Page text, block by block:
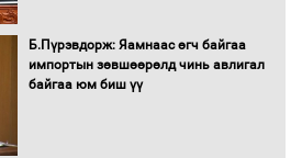
Б.Пүрэвдорж: Яамнаас өгч байгаа
импортын зөвшөөрөлд чинь авлигал
байгаа юм биш үү